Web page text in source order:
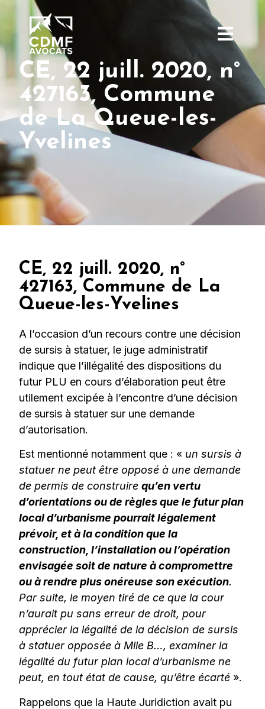
CE, 22 juill. 2020, n°
427163, Commune
de La Queue-les-
Yvelines
CE, 22 juill. 2020, n°
427163, Commune de La
Queue-les-Yvelines
A l’occasion d’un recours contre une décision
de sursis à statuer, le juge administratif
indique que l’illégalité des dispositions du
futur PLU en cours d’élaboration peut être
utilement excipée à l’encontre d’une décision
de sursis à statuer sur une demande
d’autorisation.
Est mentionné notamment que : « un sursis à
statuer ne peut être opposé à une demande
de permis de construirequ’en vertu
d’orientations ou de règles que le futur plan
local d’urbanisme pourrait légalement
prévoir, et à la condition que la
construction, l’installation ou l’opération
envisagée soit de nature à compromettre
ou à rendre plus onéreuse son exécution.
Par suite, le moyen tiré de ce que la cour
n’aurait pu sans erreur de droit, pour
apprécier la légalité de la décision de sursis
à statuer opposée à Mlle B…, examiner la
légalité du futur plan local d’urbanisme ne
peut, en tout état de cause, qu’être écarté ».
Rappelons que la Haute Juridiction avait pu